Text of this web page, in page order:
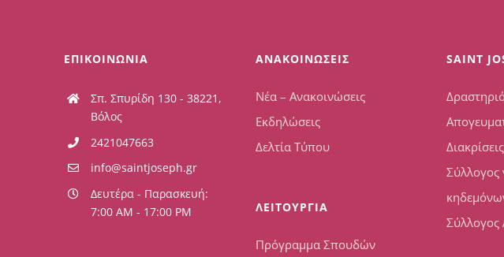
ΕΠΙΚΟΙΝΩΝΙΑ
Σπ. Σπυρίδη 130 - 38221,
Βόλος
2421047663
info@saintjoseph.gr
Δευτέρα - Παρασκευή:
7:00 AM - 17:00 PM
ΑΝΑΚΟΙΝΩΣΕΙΣ
Νέα – Ανακοινώσεις
Εκδηλώσεις
Δελτία Τύπου
ΛΕΙΤΟΥΡΓΙΑ
Πρόγραμμα Σπουδών
SAINT
Διακρίσεις
Σύλλογος